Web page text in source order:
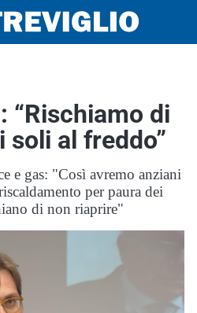
“Rischiamo di
soli al freddo”
e gas: "Così avremo anziani
per paura dei
di non riaprire"